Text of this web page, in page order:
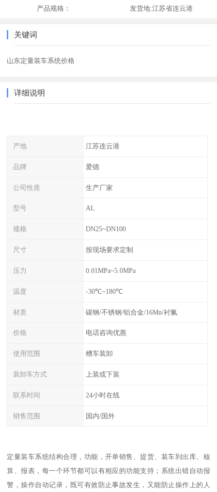
产品规格： 发货地:江苏省连云港
关键词
山东定量装车系统价格
详细说明
产地 江苏连云港
品牌 爱德
公司性质 生产厂家
型号 AL
规格 DN25~DN100
尺寸 按现场要求定制
压力 0.01MPa~5.0MPa
温度 -30℃~180℃
材质 碳钢/不锈钢/铝合金/16Mn/衬氟
价格 电话咨询优惠
使用范围 槽车装卸
装卸车方式 上装或下装
联系时间 24小时在线
销售范围 国内/国外
定量装车系统结构合理，功能，开单销售、提货、装车到出库、核
算、报表，每一个环节都可以有相应的功能支持；系统出错自动报
警，操作自动记录，既可有效防止事故发生，又能防止操作上的人